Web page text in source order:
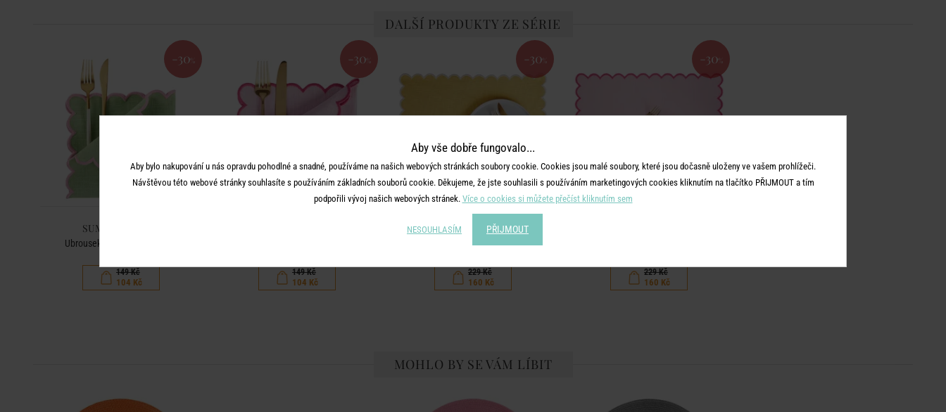
DALŠÍ PRODUKTY ZE SÉRIE
-30 %
SUMMER CHEER
Ubrousek 42 x 42 cm - zelená
149 Kč
104 Kč
-30 %
149 Kč
104 Kč
-30 %
SUMMER CHEER
Prostírání 47 x 33 cm - žlutá
229 Kč
160 Kč
-30 %
229 Kč
160 Kč
MOHLO BY SE VÁM LÍBIT
Aby vše dobře fungovalo...
Aby bylo nakupování u nás opravdu pohodlné a snadné, používáme na našich webových stránkách soubory cookie. Cookies jsou malé soubory, které jsou dočasně uloženy ve vašem prohlížeči.
Návštěvou této webové stránky souhlasíte s používáním základních souborů cookie. Děkujeme, že jste souhlasili s používáním marketingových cookies kliknutím na tlačítko PŘIJMOUT a tím
podpořili vývoj našich webových stránek. Více o cookies si můžete přečíst kliknutím sem
NESOUHLASÍM PŘIJMOUT